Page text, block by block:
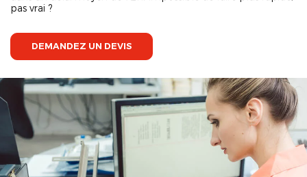
pas vrai ?
DEMANDEZ UN DEVIS